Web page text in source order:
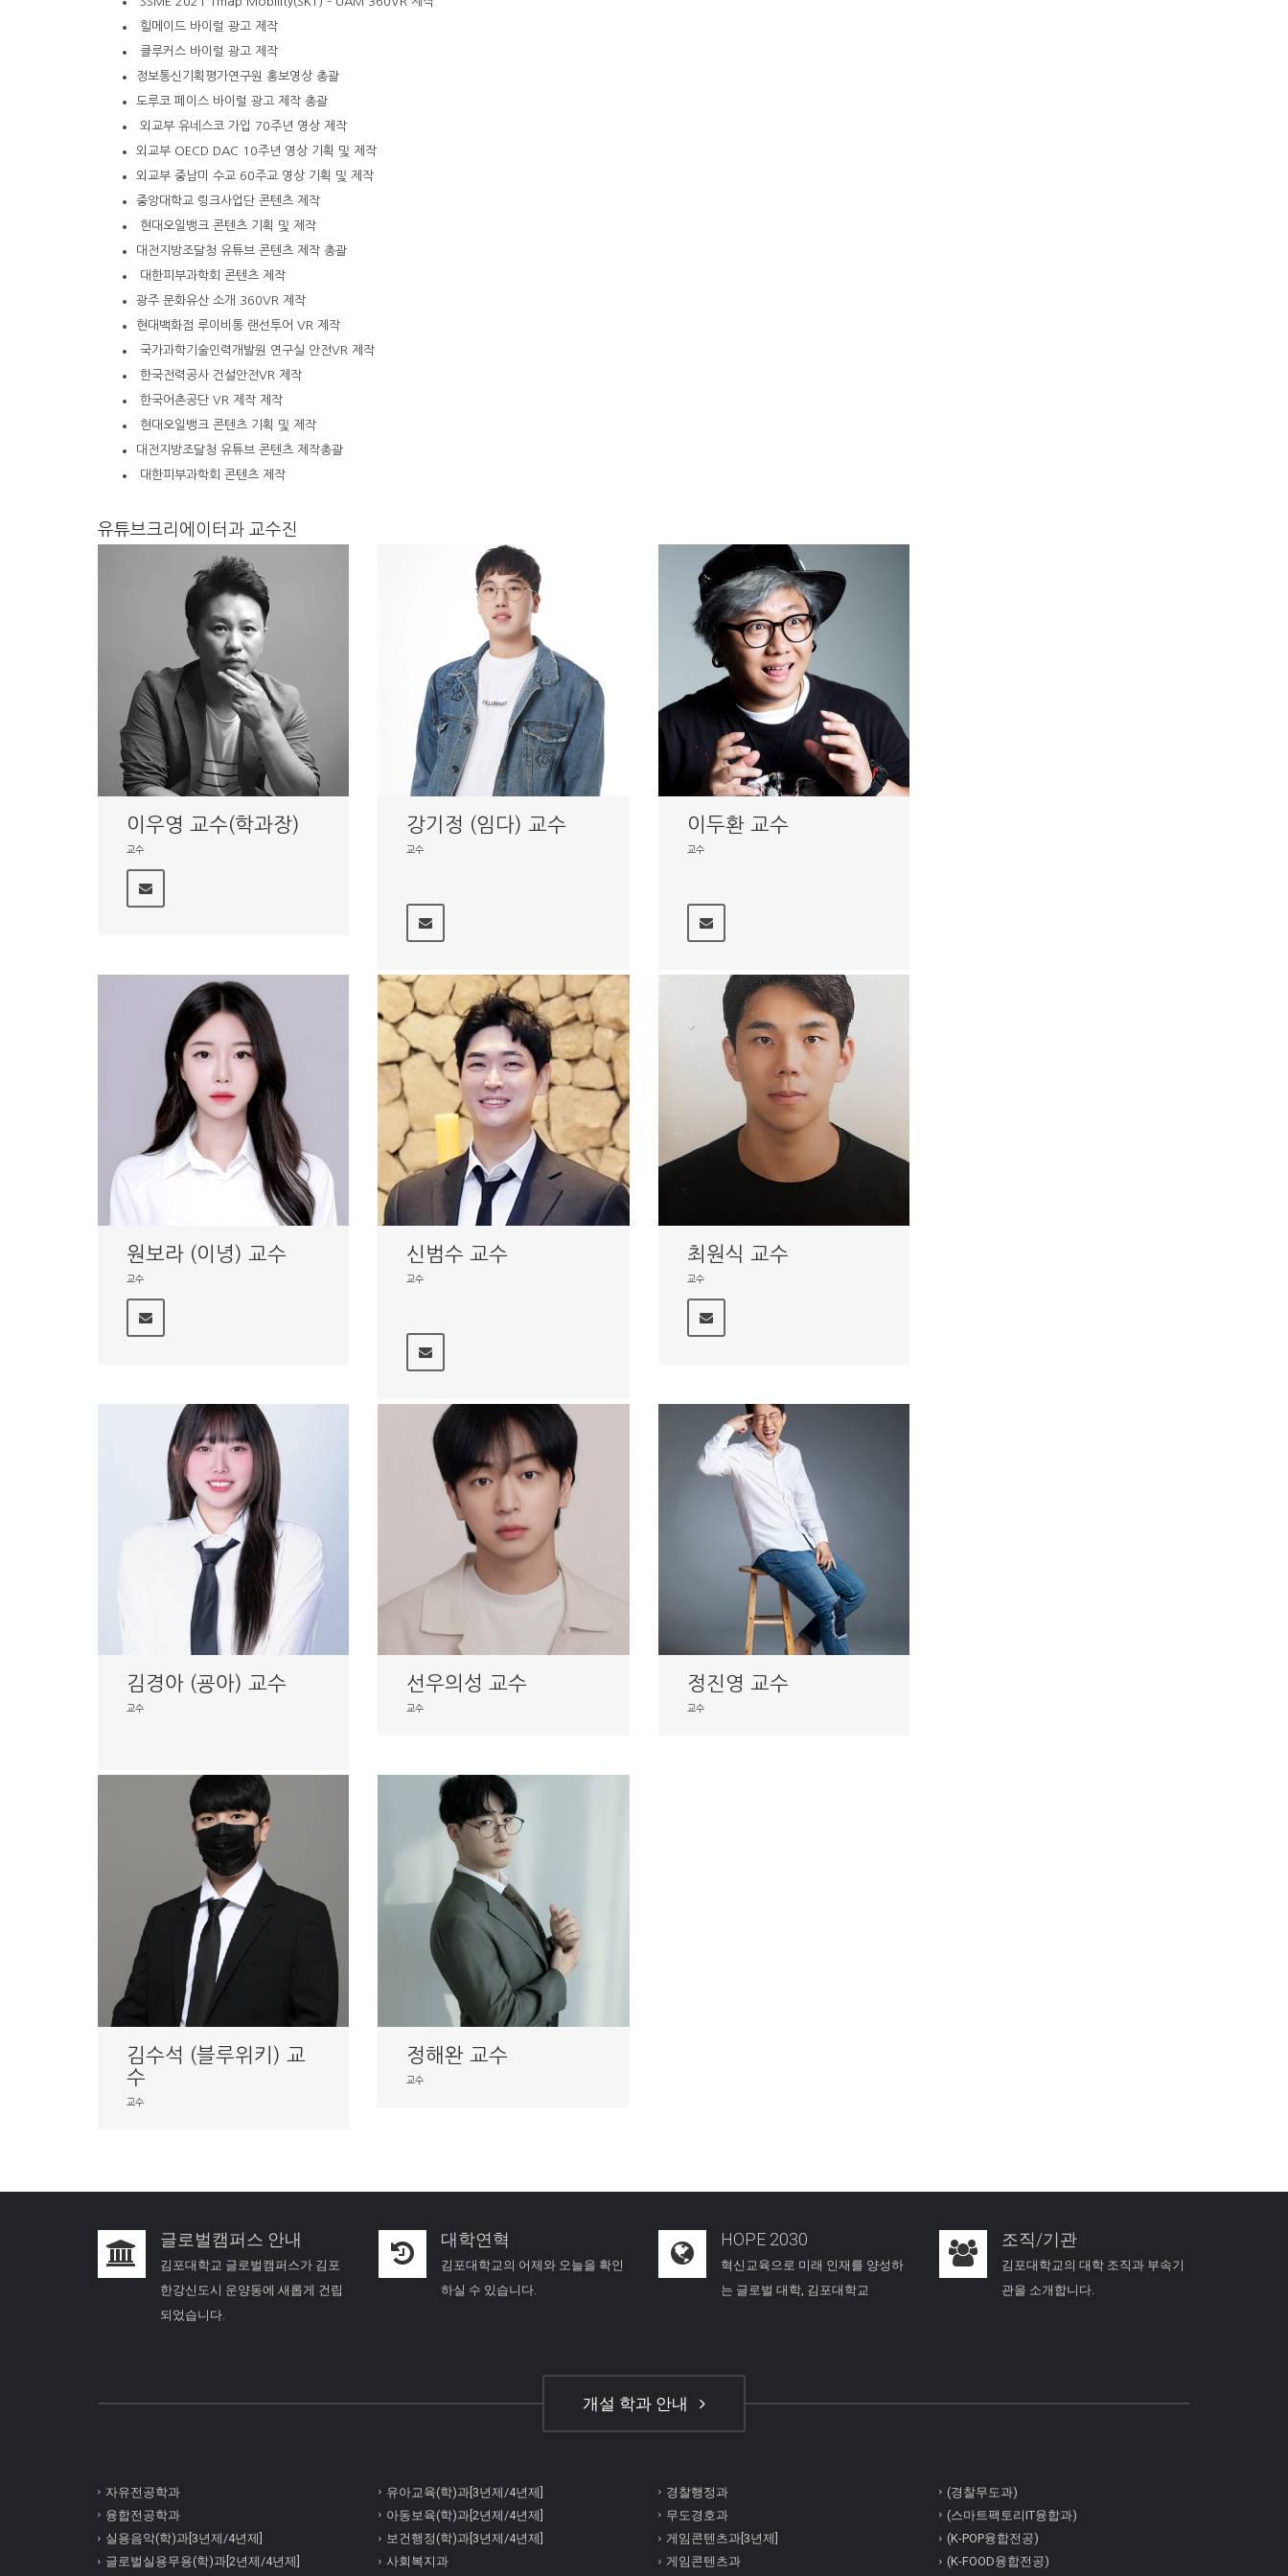
힐메이드 바이럴 광고 제작
클루커스 바이럴 광고 제작
정보통신기획평가연구원 홍보영상 총괄
도루코 페이스 바이럴 광고 제작 총괄
외교부 유네스코 가입 70주년 영상 제작
외교부 OECD DAC 10주년 영상 기획 및 제작
외교부 중남미 수교 60주교 영상 기획 및 제작
중앙대학교 링크사업단 콘텐츠 제작
현대오일뱅크 콘텐츠 기획 및 제작
대전지방조달청 유튜브 콘텐츠 제작 총괄
대한피부과학회 콘텐츠 제작
광주 문화유산 소개 360VR 제작
현대백화점 루이비통 랜선투어 VR 제작
국가과학기술인력개발원 연구실 안전VR 제작
한국전력공사 건설안전VR 제작
한국어촌공단 VR 제작 제작
현대오일뱅크 콘텐츠 기획 및 제작
대전지방조달청 유튜브 콘텐츠 제작총괄
대한피부과학회 콘텐츠 제작
유튜브크리에이터과 교수진
이우영 교수(학과장)
교수
강기정 (임다) 교수
교수
이두환 교수
교수
원보라 (이녕) 교수
교수
신범수 교수
교수
최원식 교수
교수
김경아 (굥아) 교수
교수
선우의성 교수
교수
정진영 교수
교수
김수석 (블루위키) 교
수
교수
정해완 교수
교수
글로벌캠퍼스 안내
김포대학교 글로벌캠퍼스가 김포
한강신도시 운양동에 새롭게 건립
되었습니다.
대학연혁
김포대학교의 어제와 오늘을 확인
하실 수 있습니다.
HOPE 2030
혁신교육으로 미래 인재를 양성하
는 글로벌 대학, 김포대학교
조직/기관
김포대학교의 대학 조직과 부속기
관을 소개합니다.
개설 학과 안내
자유전공학과
융합전공학과
실용음악(학)과[3년제/4년제]
글로벌실용무용(학)과[2년제/4년제]
유아교육(학)과[3년제/4년제]
아동보육(학)과[2년제/4년제]
보건행정(학)과[3년제/4년제]
사회복지과
경찰행정과
무도경호과
게임콘텐츠과[3년제]
게임콘텐츠과
(경찰무도과)
(스마트팩토리IT융합과)
(K-POP융합전공)
(K-FOOD융합전공)